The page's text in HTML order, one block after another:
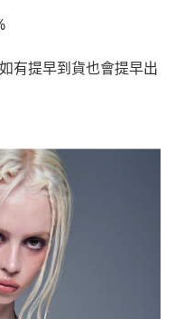
有提早到貨也會提早出